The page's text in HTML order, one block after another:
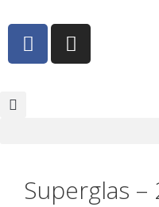
Superglas –